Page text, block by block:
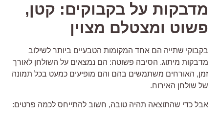
מדבקות על בקבוקים: קטן,
פשוט ומצטלם מצוין
בקבוקי שתייה הם אחד המקומות הטבעיים ביותר לשילוב
מדבקות מיתוג. הסיבה פשוטה: הם נמצאים על השולחן לאורך
זמן, האורחים משתמשים בהם והם מופיעים כמעט בכל תמונה
של שולחן האירוח.
אבל כדי שהתוצאה תהיה טובה, חשוב להתייחס לכמה פרטים: